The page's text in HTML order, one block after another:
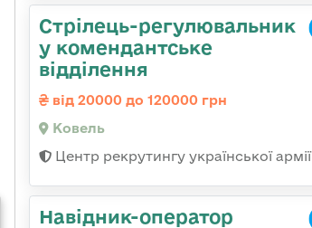
Стрілець-регулювальник
у комендантське
відділення
від 20000 до 120000 грн
Ковель
Центр рекрутингу української армії
Навідник-оператор